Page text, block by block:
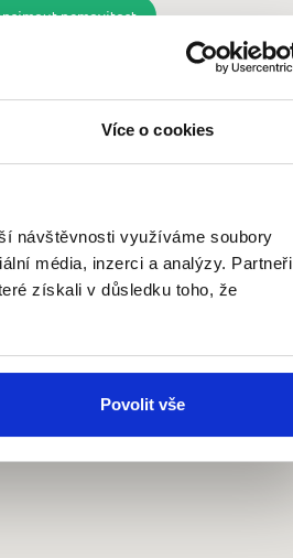
Více o cookies
návštěvnosti využíváme soubory
média, inzerci a analýzy. Partneři
získali v důsledku toho, že
Povolit vše
nemovitost